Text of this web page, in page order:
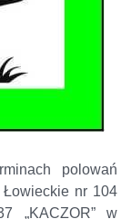
polowań
Łowieckie nr 104
„KACZOR” w